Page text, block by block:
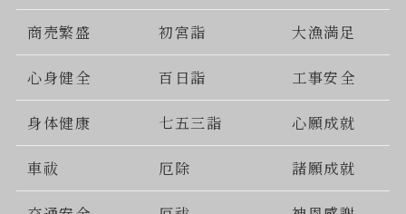
商売繁盛 初宮詣 大漁満足
心身健全 百日詣 工事安全
身体健康 七五三詣 心願成就
車祓 厄除 諸願成就